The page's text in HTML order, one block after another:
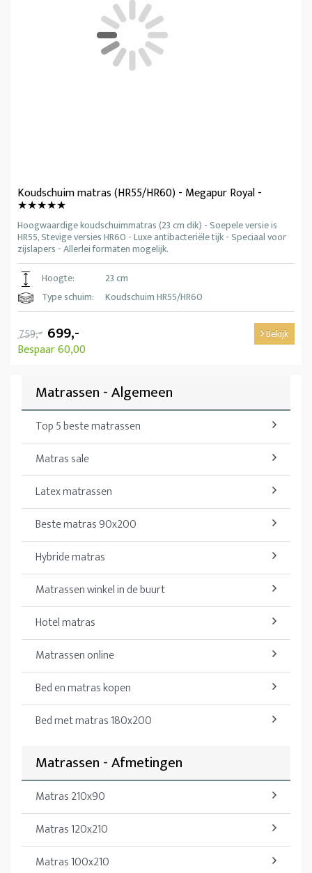
Koudschuim matras (HR55/HR60) - Megapur Royal -
★★★★★
Hoogwaardige koudschuimmatras (23 cm dik) - Soepele versie is
HR55, Stevige versies HR60 - Luxe antibacteriële tijk - Speciaal voor
zijslapers - Allerlei formaten mogelijk.
Hoogte:
23 cm
Type schuim:
Koudschuim HR55/HR60
759,- 699,-
Bespaar 60,00
Bekijk
Matrassen - Algemeen
Top 5 beste matrassen
Matras sale
Latex matrassen
Beste matras 90x200
Hybride matras
Matrassen winkel in de buurt
Hotel matras
Matrassen online
Bed en matras kopen
Bed met matras 180x200
Matrassen - Afmetingen
Matras 210x90
Matras 120x210
Matras 100x210